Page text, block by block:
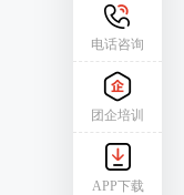
电话咨询
团企培训
APP下载